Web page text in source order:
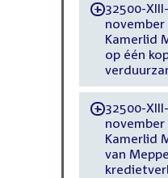
-32500-
november
Kamerlid
op één
-32500-
november
Kamerlid
van